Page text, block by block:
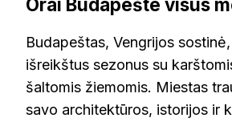
Orai Budapešte visus
Budapeštas, Vengrijos
išreikštus sezonus su
šaltomis žiemomis. Miestas
savo architektūros, istorijos ir